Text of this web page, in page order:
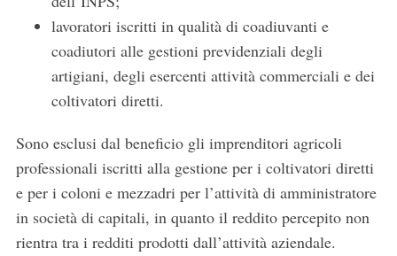
lavoratori iscritti in qualità di coadiuvanti e
coadiutori alle gestioni previdenziali degli
artigiani, degli esercenti attività commerciali e dei
coltivatori diretti.
Sono esclusi dal beneficio gli imprenditori agricoli
professionali iscritti alla gestione per i coltivatori diretti
e per i coloni e mezzadri per l’attività di amministratore
in società di capitali, in quanto il reddito percepito non
rientra tra i redditi prodotti dall’attività aziendale.